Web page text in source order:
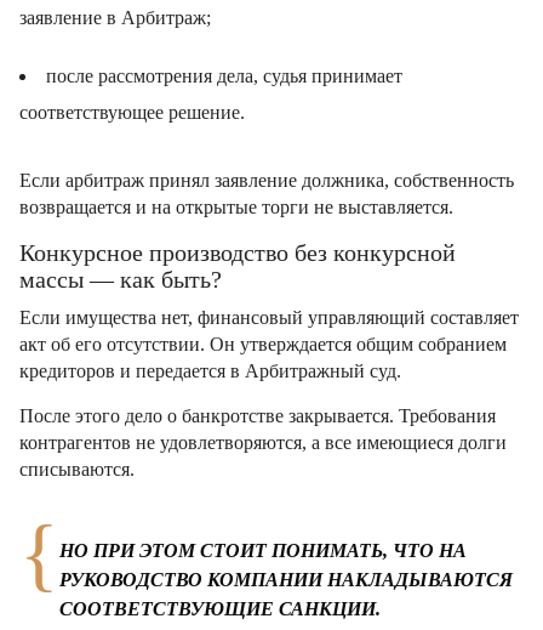
заявление в Арбитраж;
после рассмотрения дела, судья принимает
соответствующее решение.
Если арбитраж принял заявление должника, собственность
возвращается и на открытые торги не выставляется.
Конкурсное производство без конкурсной
массы — как быть?
Если имущества нет, финансовый управляющий составляет
акт об его отсутствии. Он утверждается общим собранием
кредиторов и передается в Арбитражный суд.
После этого дело о банкротстве закрывается. Требования
контрагентов не удовлетворяются, а все имеющиеся долги
списываются.
НО ПРИ ЭТОМ СТОИТ ПОНИМАТЬ, ЧТО НА
РУКОВОДСТВО КОМПАНИИ НАКЛАДЫВАЮТСЯ
СООТВЕТСТВУЮЩИЕ САНКЦИИ.